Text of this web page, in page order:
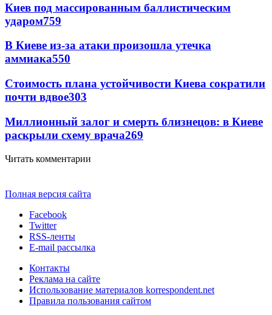
Киев под массированным баллистическим
ударом759
В Киеве из-за атаки произошла утечка
аммиака550
Стоимость плана устойчивости Киева сократили
почти вдвое303
Миллионный залог и смерть близнецов: в Киеве
раскрыли схему врача269
Читать комментарии
Полная версия сайта
Facebook
Twitter
RSS-ленты
E-mail рассылка
Контакты
Реклама на сайте
Использование материалов korrespondent.net
Правила пользования сайтом